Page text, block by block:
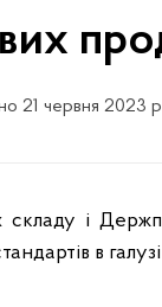
21 червня 2023
в